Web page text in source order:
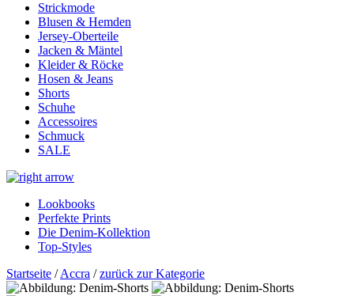
Strickmode
Blusen & Hemden
Jersey-Oberteile
Jacken & Mäntel
Kleider & Röcke
Hosen & Jeans
Shorts
Schuhe
Accessoires
Schmuck
SALE
Lookbooks
Perfekte Prints
Die Denim-Kollektion
Top-Styles
Startseite /Accra /zurück zur Kategorie